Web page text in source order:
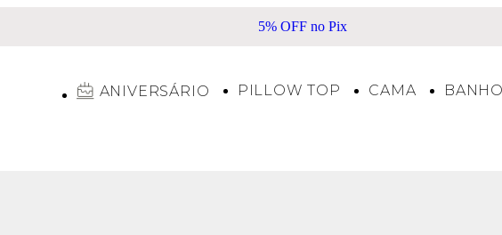
5% OFF no Pix
ANIVERSÁRIO PILLOW TOP CAMA BANHO